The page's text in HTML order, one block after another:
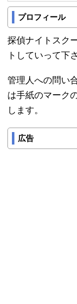
プロフィール
探偵ナイトスク
トしていって下
管理人への問い
は手紙のマーク
します。
広告